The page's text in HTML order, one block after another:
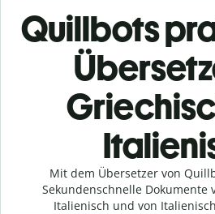
Quillbots
Mit dem Übersetzer von
Sekundenschnelle Dokumente
Italienisch und von